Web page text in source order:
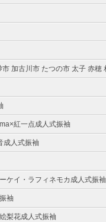
加古川市 たつの市 太子 赤穂
紅一点成人式振袖
成人式振袖
ケイ・ラフィネモカ成人式振袖
袖
梨花成人式振袖